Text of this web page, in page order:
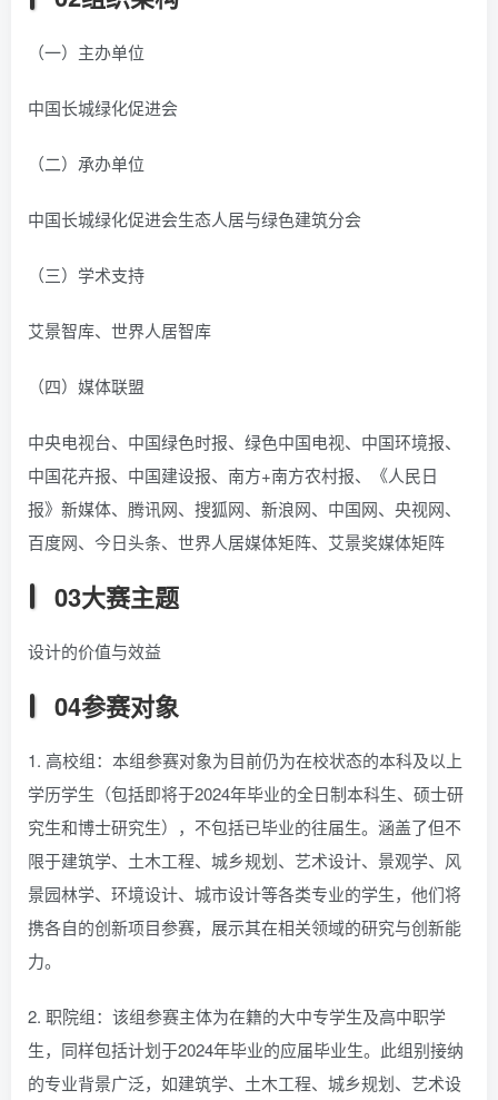
（一）主办单位
中国长城绿化促进会
（二）承办单位
中国长城绿化促进会生态人居与绿色建筑分会
（三）学术支持
艾景智库、世界人居智库
（四）媒体联盟
中央电视台、中国绿色时报、绿色中国电视、中国环境报、
中国花卉报、中国建设报、南方+南方农村报、《人民日
报》新媒体、腾讯网、搜狐网、新浪网、中国网、央视网、
百度网、今日头条、世界人居媒体矩阵、艾景奖媒体矩阵
03大赛主题
设计的价值与效益
04参赛对象
1. 高校组：本组参赛对象为目前仍为在校状态的本科及以上
学历学生（包括即将于2024年毕业的全日制本科生、硕士研
究生和博士研究生），不包括已毕业的往届生。涵盖了但不
限于建筑学、土木工程、城乡规划、艺术设计、景观学、风
景园林学、环境设计、城市设计等各类专业的学生，他们将
携各自的创新项目参赛，展示其在相关领域的研究与创新能
力。
2. 职院组：该组参赛主体为在籍的大中专学生及高中职学
生，同样包括计划于2024年毕业的应届毕业生。此组别接纳
的专业背景广泛，如建筑学、土木工程、城乡规划、艺术设